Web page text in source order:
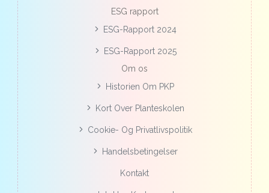
ESG rapport
ESG-Rapport 2024
ESG-Rapport 2025
Om os
Historien Om PKP
Kort Over Planteskolen
Cookie- Og Privatlivspolitik
Handelsbetingelser
Kontakt